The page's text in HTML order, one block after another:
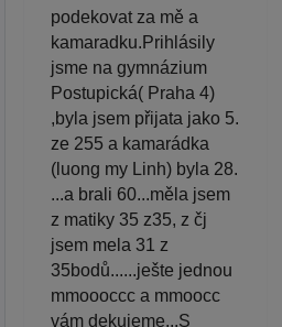
podekovat za mě a
kamaradku.Prihlásily
jsme na gymnázium
Postupická( Praha 4)
,byla jsem přijata jako 5.
ze 255 a kamarádka
(luong my Linh) byla 28.
...a brali 60...měla jsem
z matiky 35 z35, z čj
jsem mela 31 z
35bodů......ješte jednou
mmoooccc a mmoocc
vám dekujeme...S